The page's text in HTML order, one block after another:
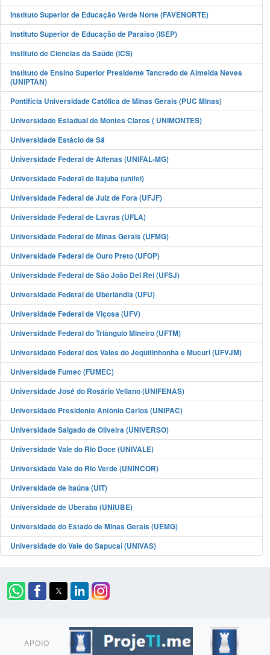
Instituto Superior de Educação Verde Norte (FAVENORTE)
Instituto Superior de Educação de Paraíso (ISEP)
Instituto de Ciências da Saúde (ICS)
Instituto de Ensino Superior Presidente Tancredo de Almeida Neves
(UNIPTAN)
Pontifícia Universidade Católica de Minas Gerais (PUC Minas)
Universidade Estadual de Montes Claros ( UNIMONTES)
Universidade Estácio de Sá
Universidade Federal de Alfenas (UNIFAL-MG)
Universidade Federal de Itajuba (unifei)
Universidade Federal de Juiz de Fora (UFJF)
Universidade Federal de Lavras (UFLA)
Universidade Federal de Minas Gerais (UFMG)
Universidade Federal de Ouro Preto (UFOP)
Universidade Federal de São João Del Rei (UFSJ)
Universidade Federal de Uberlândia (UFU)
Universidade Federal de Viçosa (UFV)
Universidade Federal do Triângulo Mineiro (UFTM)
Universidade Federal dos Vales do Jequitinhonha e Mucuri (UFVJM)
Universidade Fumec (FUMEC)
Universidade José do Rosário Vellano (UNIFENAS)
Universidade Presidente Antônio Carlos (UNIPAC)
Universidade Salgado de Oliveira (UNIVERSO)
Universidade Vale do Rio Doce (UNIVALE)
Universidade Vale do Rio Verde (UNINCOR)
Universidade de Itaúna (UIT)
Universidade de Uberaba (UNIUBE)
Universidade do Estado de Minas Gerais (UEMG)
Universidade do Vale do Sapucaí (UNIVAS)
APOIO